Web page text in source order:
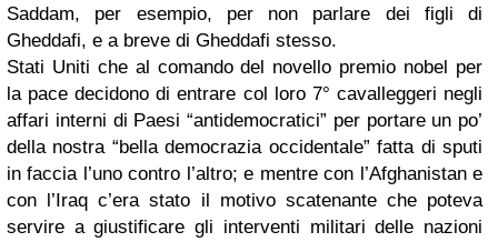
Saddam, per esempio, per non parlare dei figli di
Gheddafi, e a breve di Gheddafi stesso.
Stati Uniti che al comando del novello premio nobel per
la pace decidono di entrare col loro 7° cavalleggeri negli
affari interni di Paesi “antidemocratici” per portare un po’
della nostra “bella democrazia occidentale” fatta di sputi
in faccia l’uno contro l’altro; e mentre con l’Afghanistan e
con l’Iraq c’era stato il motivo scatenante che poteva
servire a giustificare gli interventi militari delle nazioni